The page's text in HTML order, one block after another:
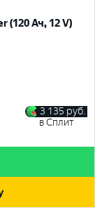
(120 Ач, 12 V)
3 135 руб.
в Сплит